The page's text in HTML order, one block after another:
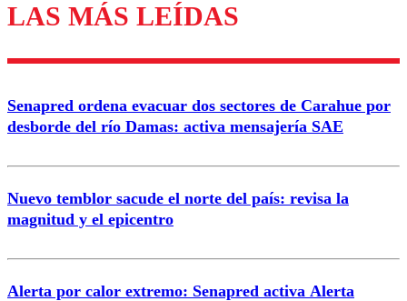
Enviar comentario
LAS MÁS LEÍDAS
Senapred ordena evacuar dos sectores de Carahue por
desborde del río Damas: activa mensajería SAE
Nuevo temblor sacude el norte del país: revisa la
magnitud y el epicentro
Alerta por calor extremo: Senapred activa Alerta